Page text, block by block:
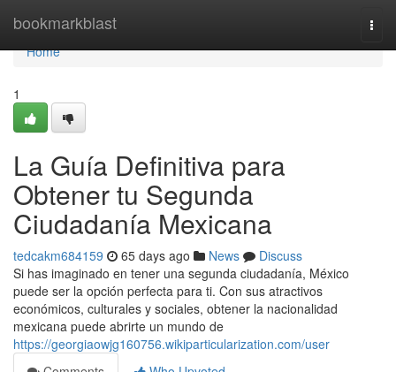
bookmarkblast
Home
Home
1
La Guía Definitiva para
Obtener tu Segunda
Ciudadanía Mexicana
tedcakm684159 65 days ago News
Discuss
Si has imaginado en tener una segunda ciudadanía, México
puede ser la opción perfecta para ti. Con sus atractivos
económicos, culturales y sociales, obtener la nacionalidad
mexicana puede abrirte un mundo de
https://georgiaowjg160756.wikiparticularization.com/user